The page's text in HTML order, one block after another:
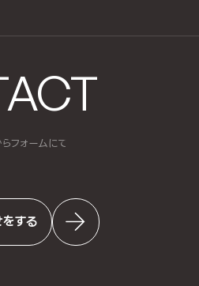
フォームにて
する